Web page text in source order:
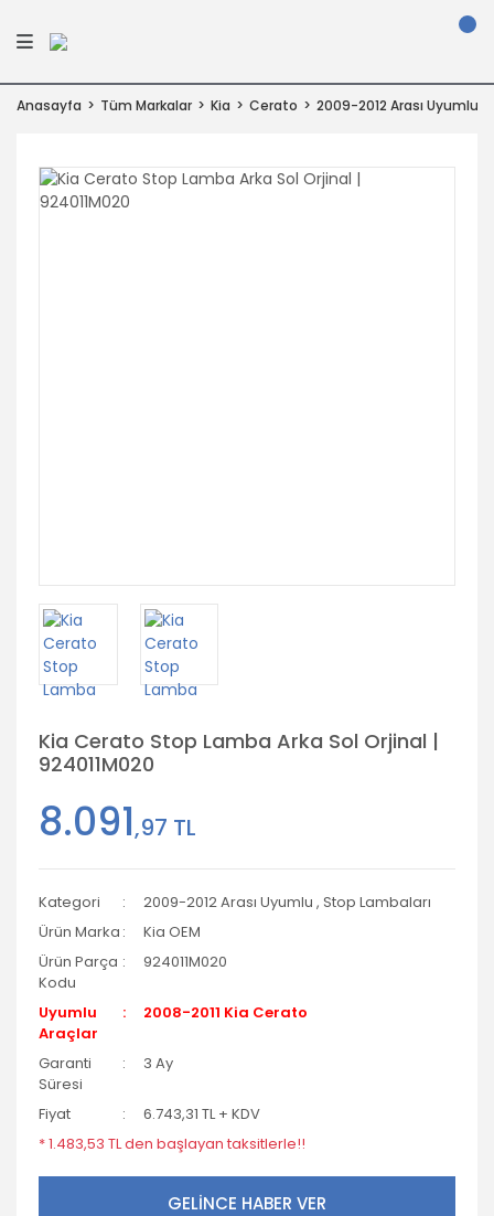
Anasayfa Tüm Markalar Kia Cerato 2009-2012 Arası Uyumlu
Kia Cerato Stop Lamba Arka Sol Orjinal |
924011M020
8.091,97 TL
Kategori 2009-2012 Arası Uyumlu , Stop Lambaları
Ürün Marka
Kia OEM
Ürün Parça
Kodu
924011M020
Uyumlu
Araçlar
2008-2011 Kia Cerato
Garanti
Süresi
3 Ay
Fiyat
6.743,31 TL + KDV
* 1.483,53 TL den başlayan taksitlerle!!
GELİNCE HABER VER